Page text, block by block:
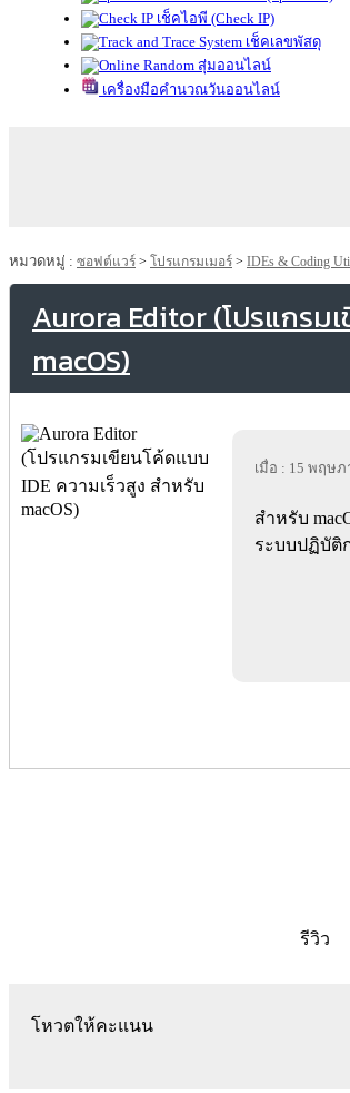
เช็คไอพี (Check IP)
เช็คเลขพัสดุ
สุ่มออนไลน์
เครื่องมือคำนวณวันออนไลน์
หมวดหมู่ : ซอฟต์แวร์ > โปรแกรมเมอร์ > IDEs & Coding
Aurora Editor (โปรแกรม
macOS)
เมื่อ : 15 พฤษภ
สำหรับ
ระบบปฏิบัติ
รีวิว
โหวตให้คะแนน